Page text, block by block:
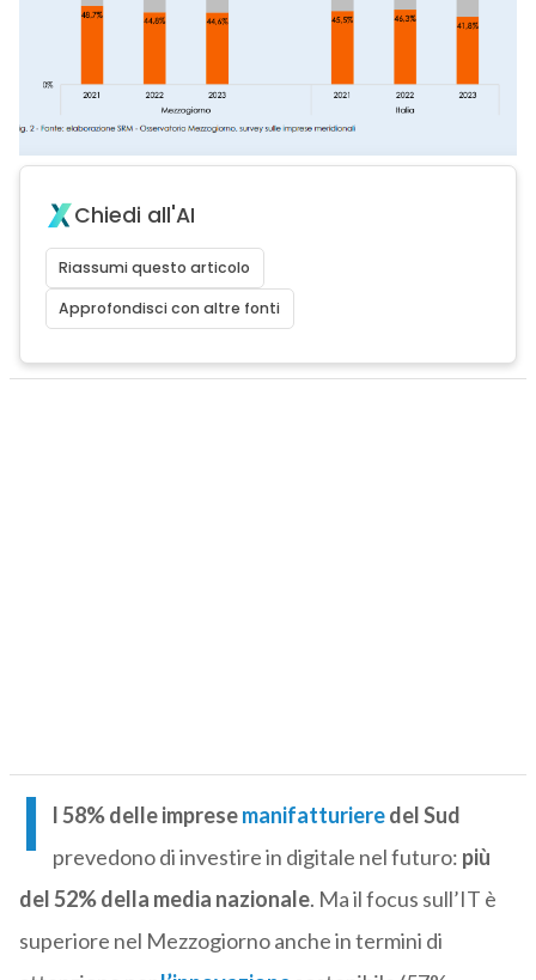
Chiedi all'AI
Riassumi questo articolo
Approfondisci con altre fonti
I l 58% delle impresemanifatturieredel Sud
prevedono di investire in digitale nel futuro: più
del 52% della media nazionale. Ma il focus sull’IT è
superiore nel Mezzogiorno anche in termini di